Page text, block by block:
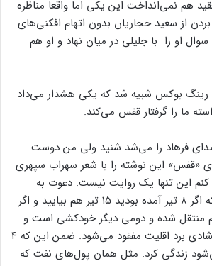
قبلی به مسابقهٔ هفته شبیه بود اگرچه مجری آدم را
هم نمی‌انداخت این یکی اما واقعا مناظره
از سعید حجاریان بدون اتهام افکنی‌های
ما را گرفتار قفس می‌کند.
فرهاد را می‌شد شنید ولی من دوست
«قفس» این نوشته را با شعر سهراب سپهری
کنم این تنها یک روایت نیست. دعوت به
مشارکت است و این که اگر ۸ تیر آمده بودید ۱۵ تیر هم بیایید و اگر
منتقل شده و دومی دیگر خودکشی است و